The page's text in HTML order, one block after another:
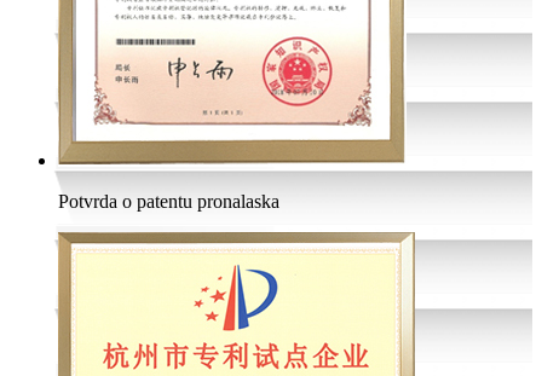
Potvrda o patentu pronalaska